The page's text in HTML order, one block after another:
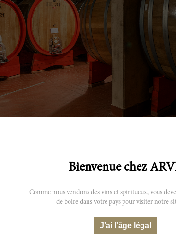
2025
Bienvenue chez
Comme nous vendons des vins et spiritueux, vous
de boire dans votre pays pour visiter notre
J'ai l'âge légal